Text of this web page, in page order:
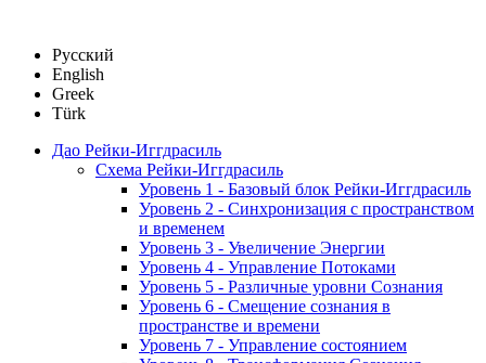
Русский
English
Greek
Türk
Дао Рейки-Иггдрасиль
Схема Рейки-Иггдрасиль
Уровень 1 - Базовый блок Рейки-Иггдрасиль
Уровень 2 - Синхронизация с пространством
и временем
Уровень 3 - Увеличение Энергии
Уровень 4 - Управление Потоками
Уровень 5 - Различные уровни Сознания
Уровень 6 - Смещение сознания в
пространстве и времени
Уровень 7 - Управление состоянием